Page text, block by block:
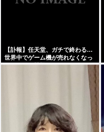
【訃報】任天堂、ガチで終わる…
世界中でゲーム機が売れなくなっ
てしまった模様